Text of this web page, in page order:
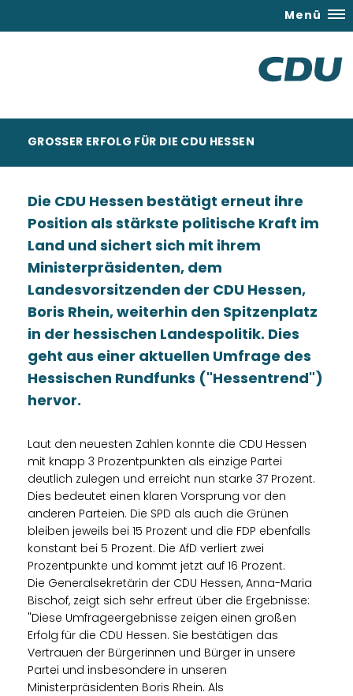
Menü
GROSSER ERFOLG FÜR DIE CDU HESSEN
Die CDU Hessen bestätigt erneut ihre
Position als stärkste politische Kraft im
Land und sichert sich mit ihrem
Ministerpräsidenten, dem
Landesvorsitzenden der CDU Hessen,
Boris Rhein, weiterhin den Spitzenplatz
in der hessischen Landespolitik. Dies
geht aus einer aktuellen Umfrage des
Hessischen Rundfunks ("Hessentrend")
hervor.
Laut den neuesten Zahlen konnte die CDU Hessen
mit knapp 3 Prozentpunkten als einzige Partei
deutlich zulegen und erreicht nun starke 37 Prozent.
Dies bedeutet einen klaren Vorsprung vor den
anderen Parteien. Die SPD als auch die Grünen
bleiben jeweils bei 15 Prozent und die FDP ebenfalls
konstant bei 5 Prozent. Die AfD verliert zwei
Prozentpunkte und kommt jetzt auf 16 Prozent.
Die Generalsekretärin der CDU Hessen, Anna-Maria
Bischof, zeigt sich sehr erfreut über die Ergebnisse:
"Diese Umfrageergebnisse zeigen einen großen
Erfolg für die CDU Hessen. Sie bestätigen das
Vertrauen der Bürgerinnen und Bürger in unsere
Partei und insbesondere in unseren
Ministerpräsidenten Boris Rhein. Als